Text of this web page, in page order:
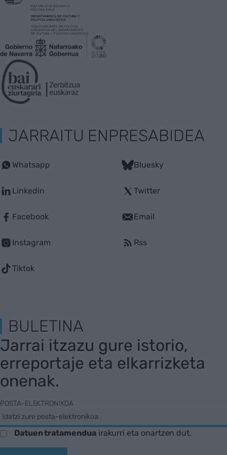
JARRAITU ENPRESABIDEA
Whatsapp
Linkedin
Facebook
Instagram
Tiktok
Bluesky
Twitter
Email
Rss
BULETINA
Jarrai itzazu gure istorio,
erreportaje eta elkarrizketa
onenak.
POSTA-ELEKTRONIKOA
Datuen tratamenduairakurri eta onartzen dut.